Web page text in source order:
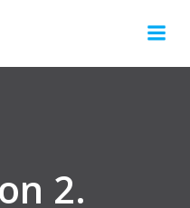
2.